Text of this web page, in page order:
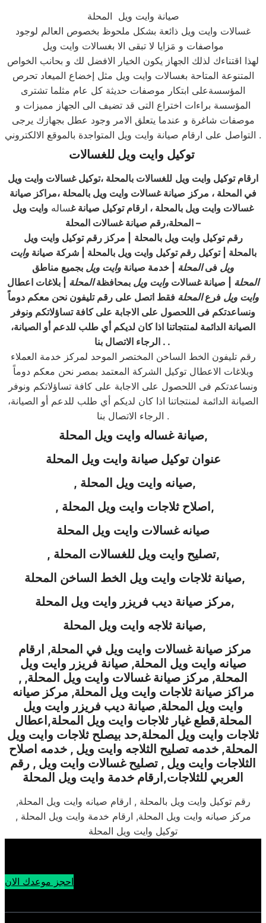
صيانة وايت ويل المحلة
غسالات وايت ويل ذائعة بشكل ملحوظ بخصوص العالم لوجود
مواصفات و مَزايا لا تبقى الا بغسالات وايت ويل
لهذا اقتناءك لذلك الجهاز يكون الخيار الافضل لك و بحانب الخواص
المتنوعة المتاحة بغسالات وايت ويل مثل إخضاع الميعاد تحرص
المؤسسةعلى ابتكار موصفات حديثة كل عام مثلما تشترى
المؤسسة براءات اختراع التى قد تضيف الى الجهاز مميزات و
موصفات شاغرة و عندما يتعلق الامر وجود عطل بجهازك يرجى
التواصل على ارقام صيانة وايت ويل المتواجدة بالموقع الالكتروني .
توكيل وايت ويل للغسالات
ارقام توكيل وايت ويل للغسالات بالمحلة ،توكيل غسالات وايت ويل
في المحلة ، مركز صيانة غسالات وايت ويل بالمحلة ،مراكز صيانة
غسالات وايت ويل بالمحلة ، ارقام توكيل صيانة غساله وايت ويل
المحلة،رقم صيانة غسالات المحلة –
رقم توكيل وايت ويل بالمحلة
| مركز رقم توكيل وايت ويل
بالمحلة | توكيل رقم توكيل وايت ويل بالمحلة | شركة صيانةوايت
ويل فىالمحلة | خدمة صيانة وايت ويل بجميع مناطق
المحلة | صيانة غسالات وايت ويل بمحافظةالمحلة | بلاغات اعطال
وايت ويلفرعالمحلة فقط اتصل على رقم تليفون نحن معكم دوماً
ونساعدتكم فى اللحصول على الاجابة على كافة تساؤلاتكم ونوفر
الصيانة الدائمة لمنتجاتنا اذا كان لديكم أي طلب للدعم أو الصيانة،
الرجاء الاتصال بنا . .
رقم تليفون الخط الساخن المختصر الموحد لمركز خدمة العملاء
وبلاغات الاعطال توكيل الشركة المعتمد بمصر نحن معكم دوماً
ونساعدتكم فى اللحصول على الاجابة على كافة تساؤلاتكم ونوفر
الصيانة الدائمة لمنتجاتنا اذا كان لديكم أي طلب للدعم أو الصيانة،
الرجاء الاتصال بنا .
صيانة غساله وايت ويل المحلة
,
عنوان توكيل صيانة وايت ويل المحلة
,
صيانه وايت ويل المحلة
,
,
اصلاح ثلاجات وايت ويل المحلة
,
صيانه غسالات وايت ويل المحلة
,
تصليح وايت ويل للغسالات المحلة
,
صيانة ثلاجات وايت ويل الخط الساخن المحلة
,
مركز صيانة ديب فريزر وايت ويل المحلة
,
صيانة ثلاجه وايت ويل المحلة
,
مركز صيانة غسالات وايت ويل في المحلة, ارقام
صيانه وايت ويل المحلة,صيانة فريزر وايت ويل
المحلة, مركز صيانة غسالات وايت ويل المحلة, ,
مراكز صيانة ثلاجات وايت ويل المحلة, مركز صيانه
وايت ويل المحلة, صيانة ديب فريزر وايت ويل
المحلة,قطع غيار ثلاجات وايت ويل المحلة, اعطال
ثلاجات وايت ويل المحلة,حد بيصلح ثلاجات وايت ويل
المحلة, خدمه تصليح الثلاجه وايت ويل , خدمه اصلاح
الثلاجات وايت ويل , تصليح غسالات وايت ويل , رقم
العربي للثلاجات, ارقام خدمة وايت ويل المحلة
رقم توكيل وايت ويل بالمحلة , ارقام صيانه وايت ويل المحلة,
مركز صيانه وايت ويل المحلة, ارقام خدمة وايت ويل المحلة ,
توكيل وايت ويل المحلة
احجز موعدك الان